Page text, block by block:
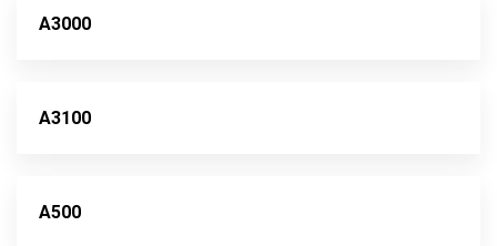
A3000
A3100
A500